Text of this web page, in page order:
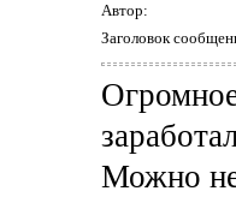
Автор:
Заголовок
Можно